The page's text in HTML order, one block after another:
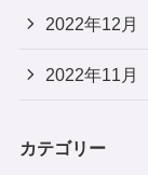
2022年12月
2022年11月
カテゴリー